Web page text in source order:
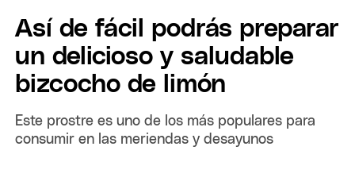
Así de fácil podrás preparar
un delicioso y saludable
bizcocho de limón
Este prostre es uno de los más populares para
consumir en las meriendas y desayunos